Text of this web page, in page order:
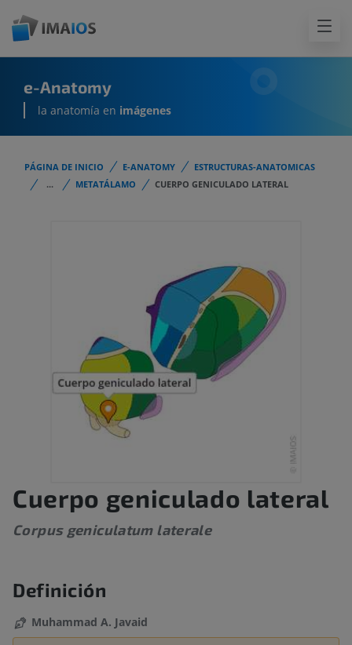
e-Anatomy
la anatomía en imágenes
PÁGINA DE INICIO E-ANATOMY
ESTRUCTURAS-ANATOMICAS
...
METATÁLAMO CUERPO GENICULADO LATERAL
Cuerpo geniculado lateral
Corpus geniculatum laterale
Definición
Muhammad A. Javaid